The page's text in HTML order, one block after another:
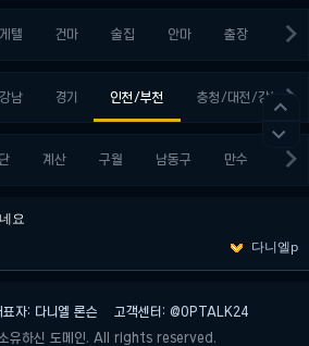
텔 건마 술집 안마 출장 키스

남 경기 인천/부천 충청/대전/강원 
계산 구월 남동구 만수 부천

요
다니엘p
표자: 다니엘 론슨
고객센터: @OPTALK24
하신 도메인. All rights reserved.

